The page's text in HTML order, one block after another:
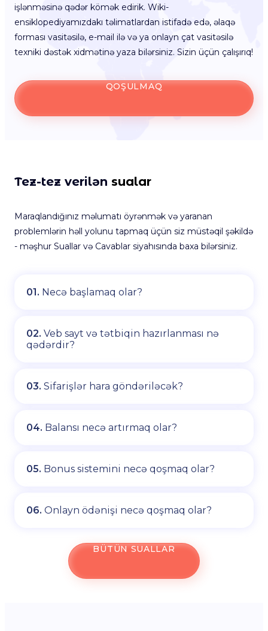
işlənməsinə qədər kömək edirik. Wiki-
ensiklopediyamızdakı təlimatlardan istifadə edə, əlaqə
forması vasitəsilə, e-mail ilə və ya onlayn çat vasitəsilə
texniki dəstək xidmətinə yaza bilərsiniz. Sizin üçün çalışırıq!
QOŞULMAQ
Tez-tez verilən sualar
Maraqlandığınız məlumatı öyrənmək və yaranan
problemlərin həll yolunu tapmaq üçün siz müstəqil şəkildə
- məşhur Suallar və Cavablar siyahısında baxa bilərsiniz.
01. Necə başlamaq olar?
02. Veb sayt və tətbiqin hazırlanması nə
qədərdir?
03. Sifarişlər hara göndəriləcək?
04. Balansı necə artırmaq olar?
05. Bonus sistemini necə qoşmaq olar?
06. Onlayn ödənişi necə qoşmaq olar?
BÜTÜN SUALLAR